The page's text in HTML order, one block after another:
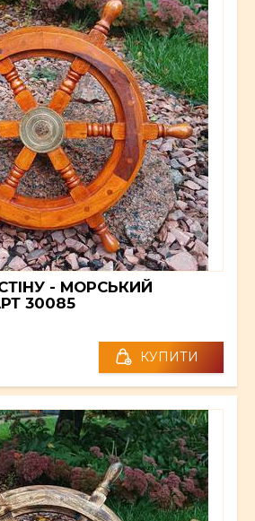
- МОРСЬКИЙ
30085
КУПИТИ